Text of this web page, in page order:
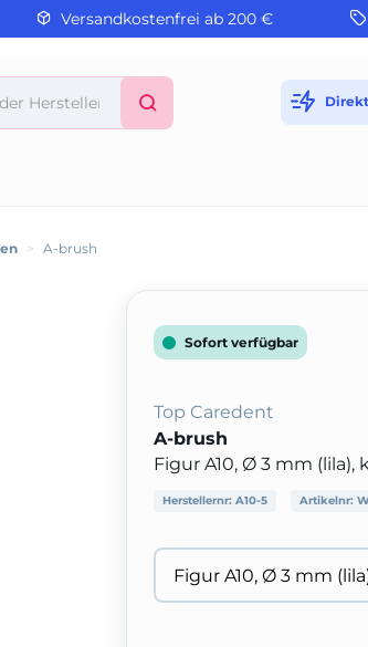
Versandkostenfrei ab 200 €
> A-brush
Sofort verfügbar
Top Caredent
A-brush
Figur A10, Ø 3 mm
Herstellernr: A10-5 Artikelnr: